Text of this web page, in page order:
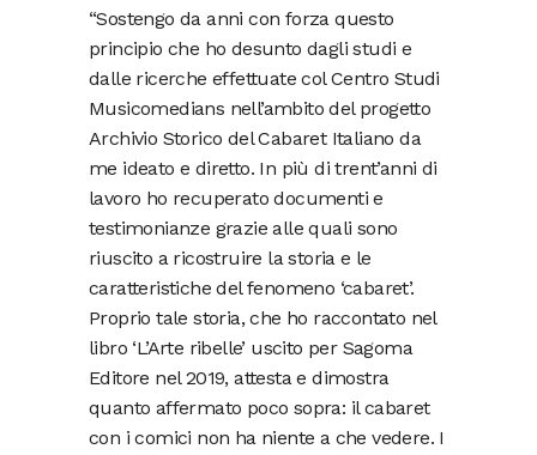
“Sostengo da anni con forza questo
principio che ho desunto dagli studi e
dalle ricerche effettuate col Centro Studi
Musicomedians nell’ambito del progetto
Archivio Storico del Cabaret Italiano da
me ideato e diretto. In più di trent’anni di
lavoro ho recuperato documenti e
testimonianze grazie alle quali sono
riuscito a ricostruire la storia e le
caratteristiche del fenomeno ‘cabaret’.
Proprio tale storia, che ho raccontato nel
libro ‘L’Arte ribelle’ uscito per Sagoma
Editore nel 2019, attesta e dimostra
quanto affermato poco sopra: il cabaret
con i comici non ha niente a che vedere. I